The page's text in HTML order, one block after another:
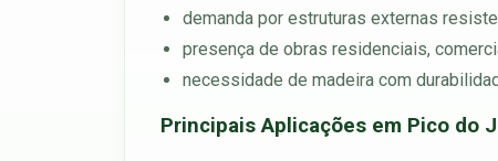
demanda por estruturas externas
presença de obras residenciais,
necessidade de madeira com
Principais Aplicações em Pico do